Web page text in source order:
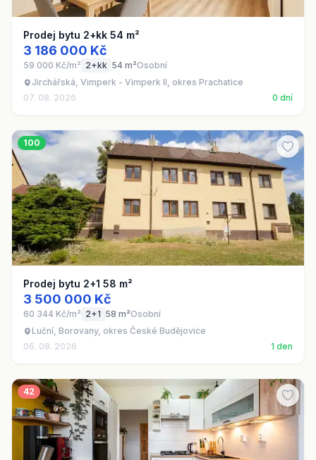
Prodej bytu 2+kk 54 m²
3 186 000 Kč
59 000 Kč/m² 2+kk 54 m²Osobní
Jirchářská, Vimperk - Vimperk II, okres Prachatice
07. 08. 2026
0 dní
100
Prodej bytu 2+1 58 m²
3 500 000 Kč
60 344 Kč/m² 2+1 58 m²Osobní
Luční, Borovany, okres České Budějovice
06. 08. 2026
1 den
42